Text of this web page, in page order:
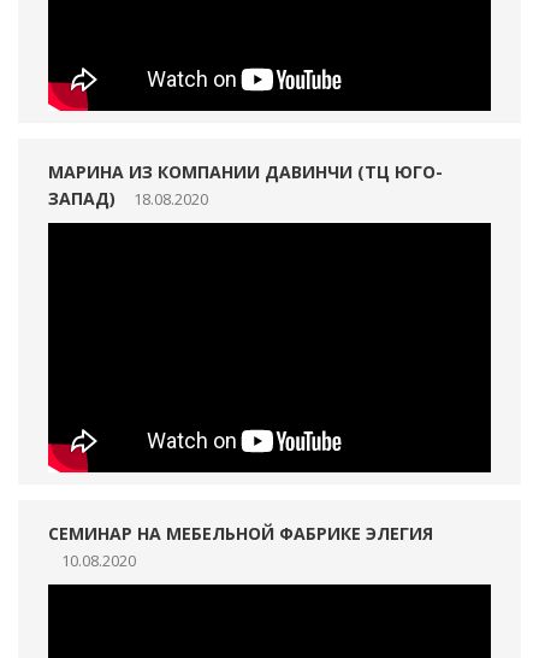
МАРИНА ИЗ КОМПАНИИ ДАВИНЧИ (ТЦ ЮГО-
ЗАПАД)
18.08.2020
СЕМИНАР НА МЕБЕЛЬНОЙ ФАБРИКЕ ЭЛЕГИЯ
10.08.2020